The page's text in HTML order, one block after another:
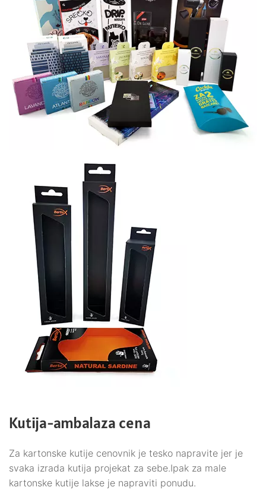
Kutija-ambalaza cena
Za kartonske kutije cenovnik je tesko napravite jer je
svaka izrada kutija projekat za sebe.Ipak za male
kartonske kutije lakse je napraviti ponudu.